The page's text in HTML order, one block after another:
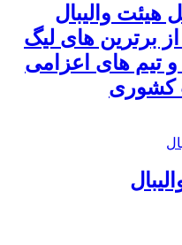
هیئت والیبال
از برترین های لیگ
تیم های اعزامی
کشوری